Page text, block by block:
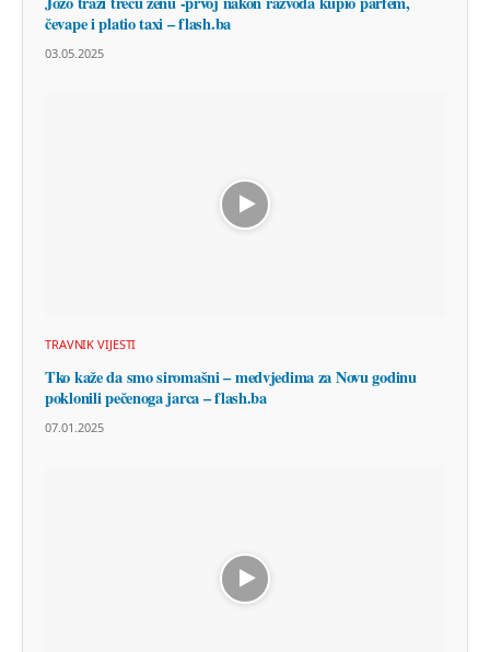
čevape i platio taxi – flash.ba
03.05.2025
TRAVNIK VIJESTI
Tko kaže da smo siromašni – medvjedima za Novu godinu
poklonili pečenoga jarca – flash.ba
07.01.2025